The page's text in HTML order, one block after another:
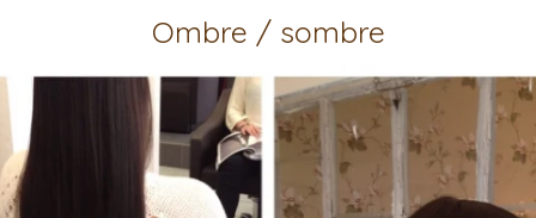
Ombre / sombre